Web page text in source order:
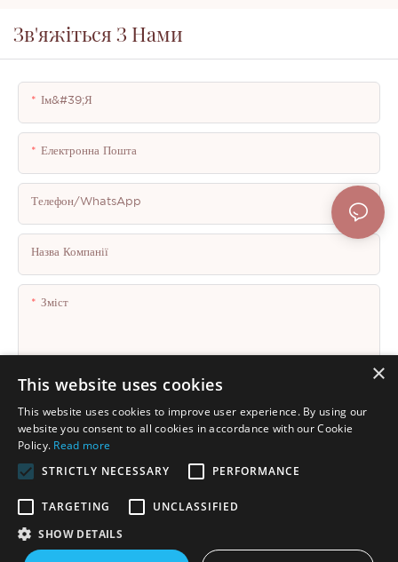
Зв'яжіться З Нами
Ім&#39;я
Електронна Пошта
Телефон/WhatsApp
Назва Компанії
Зміст
Надіслати Запит Зараз
Авторське право © 2025 Shenzhen Thincen Technology Co., Ltd. -
×
This website uses cookies
This website uses cookies to improve user experience. By using our
website you consent to all cookies in accordance with our Cookie
Policy. Read more
STRICTLY NECESSARY
PERFORMANCE
TARGETING
UNCLASSIFIED
SHOW DETAILS